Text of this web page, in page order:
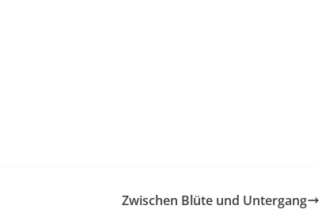
Zwischen Blüte und Untergang